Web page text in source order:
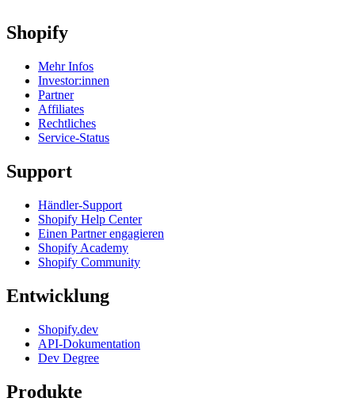
Shopify
Mehr Infos
Investor:innen
Partner
Affiliates
Rechtliches
Service-Status
Support
Händler-Support
Shopify Help Center
Einen Partner engagieren
Shopify Academy
Shopify Community
Entwicklung
Shopify.dev
API-Dokumentation
Dev Degree
Produkte